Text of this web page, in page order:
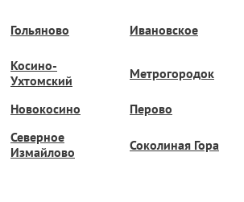
Гольяново Ивановское
Косино-
Ухтомский
Метрогородок
Новокосино Перово
Северное
Измайлово
Соколиная Гора